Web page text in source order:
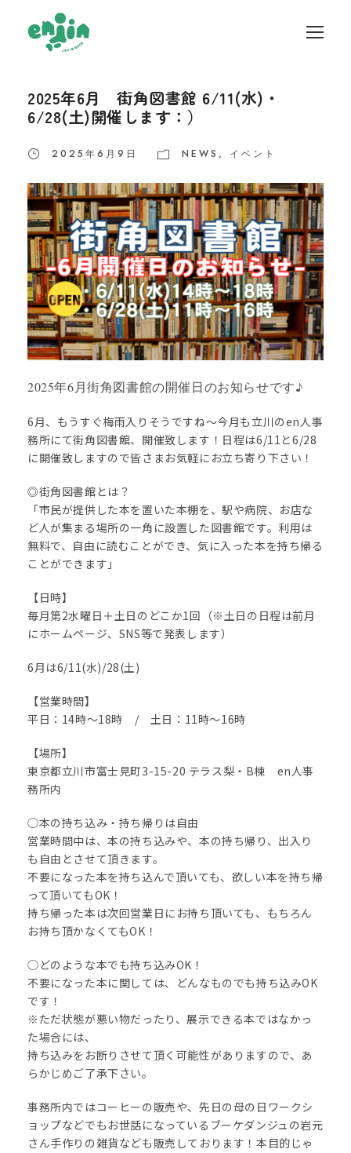
2025年6月 街角図書館 6/11(水)・
6/28(土)開催します：）
2025年6月9日 NEWS , イベント
2025年6月街角図書館の開催日のお知らせです♪
6月、もうすぐ梅雨入りそうですね〜今月も立川のen人事
務所にて街角図書館、開催致します！日程は6/11と6/28
に開催致しますので皆さまお気軽にお立ち寄り下さい！
◎街角図書館とは？
「市民が提供した本を置いた本棚を、駅や病院、お店な
ど人が集まる場所の一角に設置した図書館です。利用は
無料で、自由に読むことができ、気に入った本を持ち帰る
ことができます」
【日時】
毎月第2水曜日＋土日のどこか1回（※土日の日程は前月
にホームページ、SNS等で発表します）
6月は6/11(水)/28(土)
【営業時間】
平日：14時〜18時 / 土日：11時〜16時
【場所】
東京都立川市富士見町3-15-20 テラス梨・B棟 en人事
務所内
◯本の持ち込み・持ち帰りは自由
営業時間中は、本の持ち込みや、本の持ち帰り、出入り
も自由とさせて頂きます。
不要になった本を持ち込んで頂いても、欲しい本を持ち帰
って頂いてもOK！
持ち帰った本は次回営業日にお持ち頂いても、もちろん
お持ち頂かなくてもOK！
◯どのような本でも持ち込みOK！
不要になった本に関しては、どんなものでも持ち込みOK
です！
※ただ状態が悪い物だったり、展示できる本ではなかっ
た場合には、
持ち込みをお断りさせて頂く可能性がありますので、あ
らかじめご了承下さい。
事務所内ではコーヒーの販売や、先日の母の日ワークシ
ョップなどでもお世話になっているブーケダンジュの岩元
さん手作りの雑貨なども販売しております！本目的じゃ